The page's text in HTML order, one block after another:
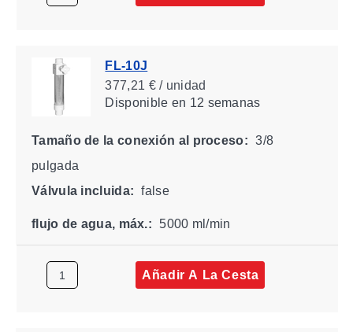
FL-10J
377,21 € / unidad
Disponibleen 12 semanas
Tamaño de la conexión al proceso: 3/8
pulgada
Válvula incluida: false
flujo de agua, máx.: 5000 ml/min
Añadir A La Cesta